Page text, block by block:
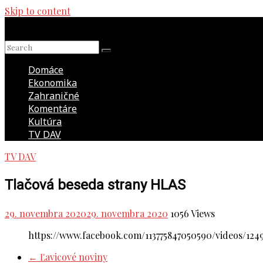
Skip to content
Domáce
Ekonomika
Zahraničné
Komentáre
Kultúra
TV DAV
TV DAV
Tlačová beseda strany HLAS
29. novembra 202029. novembra 2020 1056 Views
https://www.facebook.com/113775847050590/videos/
← Ľavicové noviny